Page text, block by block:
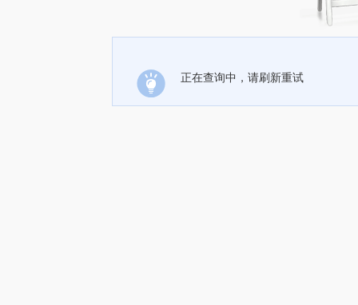
正在查询中，请刷新重试